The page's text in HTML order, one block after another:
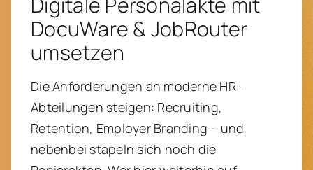
DocuWare & JobRouter
umsetzen
Die Anforderungen an moderne HR-
Abteilungen steigen: Recruiting,
Retention, Employer Branding – und
nebenbei stapeln sich noch die